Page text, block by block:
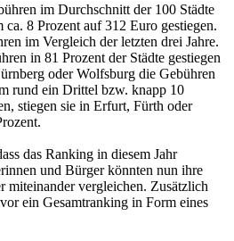
im Durchschnitt der 100 Städte
ca. 8 Prozent auf 312 Euro gestiegen.
im Vergleich der letzten drei Jahre.
in 81 Prozent der Städte gestiegen
oder Wolfsburg die Gebühren
rund ein Drittel bzw. knapp 10
stiegen sie in Erfurt, Fürth oder
das Ranking in diesem Jahr
und Bürger könnten nun ihre
miteinander vergleichen. Zusätzlich
ein Gesamtranking in Form eines